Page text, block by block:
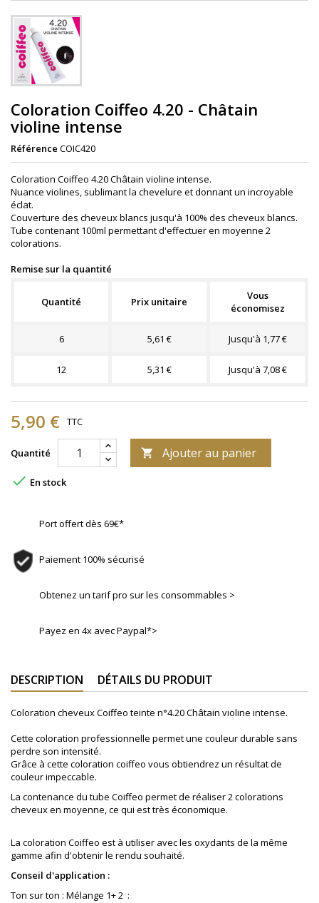
Coloration Coiffeo 4.20 - Châtain
violine intense
Référence COIC420
Coloration Coiffeo 4.20 Châtain violine intense.
Nuance violines, sublimant la chevelure et donnant un incroyable
éclat.
Couverture des cheveux blancs jusqu'à 100% des cheveux blancs.
Tube contenant 100ml permettant d'effectuer en moyenne 2
colorations.
Remise sur la quantité
Quantité Prix unitaire
Vous
économisez
6 5,61 € Jusqu'à 1,77 €
12 5,31 € Jusqu'à 7,08 €
5,90 € TTC
Quantité  Ajouter au panier
 En stock
Port offert dès 69€*
Paiement 100% sécurisé
Obtenez un tarif pro sur les consommables >
Payez en 4x avec Paypal*>
DESCRIPTION DÉTAILS DU PRODUIT
Coloration cheveux Coiffeo teinte n°4.20Châtain violine intense.
Cette coloration professionnelle permet une couleur durable sans
perdre son intensité.
Grâce à cette coloration coiffeo vous obtiendrez un résultat de
couleur impeccable.
La contenance du tube Coiffeo permet de réaliser 2 colorations
cheveux en moyenne, ce qui est très économique.
La coloration Coiffeo est à utiliser avec les oxydants de la même
gamme afin d'obtenir le rendu souhaité.
Conseil d'application :
Ton sur ton : Mélange 1+ 2 :